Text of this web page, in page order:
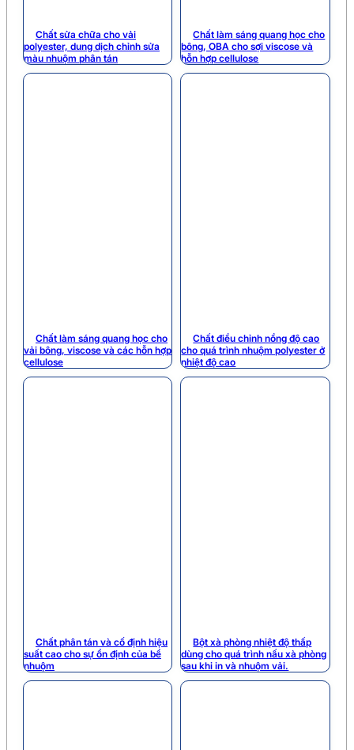
Chất sửa chữa cho vải
polyester, dung dịch chỉnh sửa
màu nhuộm phân tán
Chất làm sáng quang học cho
bông, OBA cho sợi viscose và
hỗn hợp cellulose
Chất làm sáng quang học cho
vải bông, viscose và các hỗn hợp
cellulose
Chất điều chỉnh nồng độ cao
cho quá trình nhuộm polyester ở
nhiệt độ cao
Chất phân tán và cố định hiệu
suất cao cho sự ổn định của bể
nhuộm
Bột xà phòng nhiệt độ thấp
dùng cho quá trình nấu xà phòng
sau khi in và nhuộm vải.